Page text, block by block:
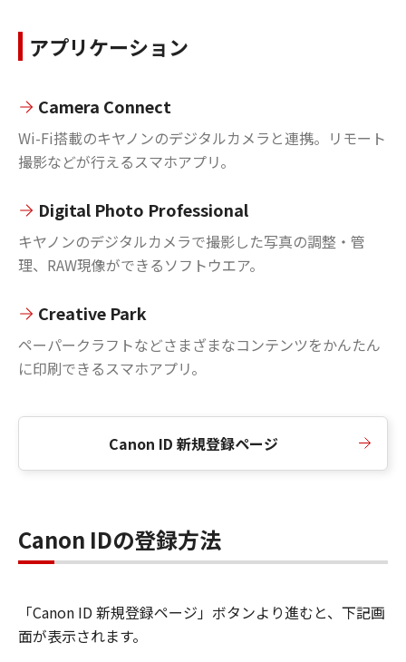
アプリケーション
Camera Connect
Wi-Fi搭載のキヤノンのデジタルカメラと連携。リモート
撮影などが行えるスマホアプリ。
Digital Photo Professional
キヤノンのデジタルカメラで撮影した写真の調整・管
理、RAW現像ができるソフトウエア。
Creative Park
ペーパークラフトなどさまざまなコンテンツをかんたん
に印刷できるスマホアプリ。
Canon ID 新規登録ページ
Canon IDの登録方法
「Canon ID 新規登録ページ」ボタンより進むと、下記画
面が表示されます。